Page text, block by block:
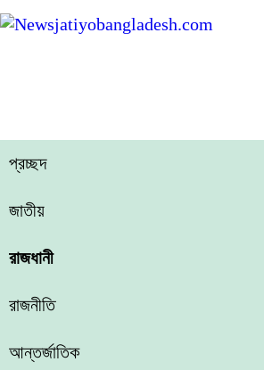
প্রচ্ছদ
জাতীয়
রাজধানী
রাজনীতি
আন্তর্জাতিক